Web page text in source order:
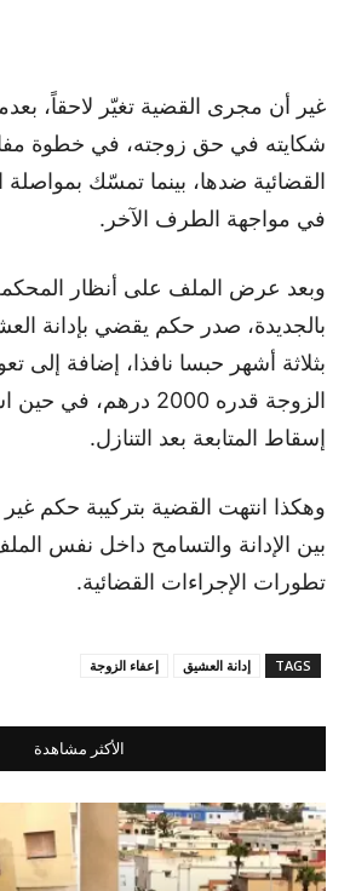
غير أن مجرى القضية تغيّر لاحقاً،
شكايته في حق زوجته، في خطوة
القضائية ضدها، بينما تمسّك بمواصلة
في مواجهة الطرف الآخر.
وبعد عرض الملف على أنظار المحكمة
بالجديدة، صدر حكم يقضي بإدانة
بثلاثة أشهر حبسا نافذا، إضافة إلى
الزوجة قدره 2000
إسقاط المتابعة بعد التنازل.
وهكذا انتهت القضية بتركيبة حكم
بين الإدانة والتسامح داخل نفس
تطورات الإجراءات القضائية.
TAGS إدانة العشيق إعفاء الزوجة
الأكثر مشاهدة